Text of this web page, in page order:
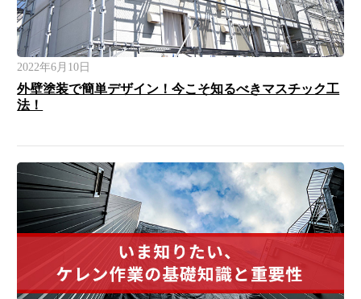
2022年6月10日
外壁塗装で簡単デザイン！今こそ知るべきマスチック工
法！